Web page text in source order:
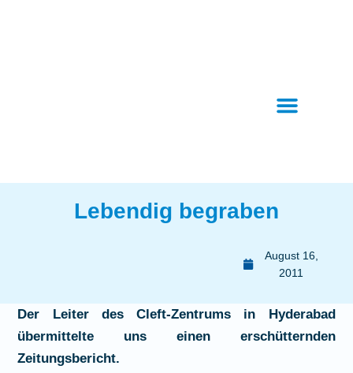
Lebendig begraben
August 16,
2011
Der Leiter des Cleft-Zentrums in Hyderabad
übermittelte uns einen erschütternden
Zeitungsbericht.